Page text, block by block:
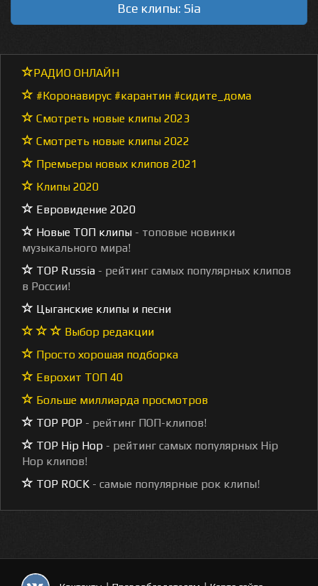
Все клипы: Sia
РАДИО ОНЛАЙН
#Коронавирус #карантин #сидите_дома
Смотреть новые клипы 2023
Смотреть новые клипы 2022
Премьеры новых клипов 2021
Клипы 2020
Евровидение 2020
Новые ТОП клипы - топовые новинки
музыкального мира!
TOP Russia - рейтинг самых популярных клипов
в России!
Цыганские клипы и песни
Выбор редакции
Просто хорошая подборка
Еврохит ТОП 40
Больше миллиарда просмотров
TOP POP - рейтинг ПОП-клипов!
TOP Hip Hop - рейтинг самых популярных Hip
Hop клипов!
TOP ROCK - самые популярные рок клипы!